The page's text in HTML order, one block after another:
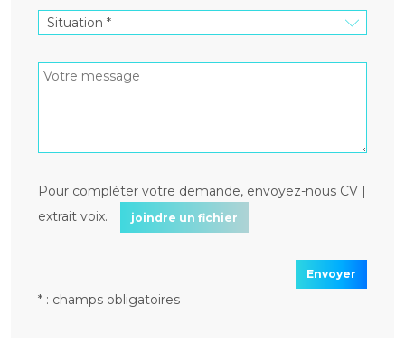
Pour compléter votre demande, envoyez-nous CV |
extrait voix.
joindre un fichier
Envoyer
* : champs obligatoires